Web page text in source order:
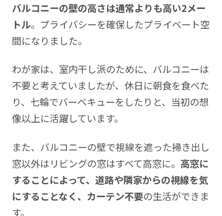
バルコニーの壁の高さは通常よりも高い2メー
トル。プライバシーを確保したプライベート空
間になりました。
わが家は、室内干し派のために、バルコニーは
不要と考えていましたが、休日に朝食を食べた
り、七輪でバーベキューをしたりと、当初の想
像以上に活躍しています。
また、バルコニーの壁で視線を遮った掃き出し
窓以外はリビングの窓はすべて高窓に。 高窓に
することによって、道路や隣家からの視線を気
にすることなく、カーテン不要の生活ができま
す。